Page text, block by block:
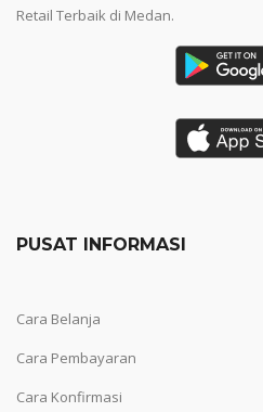
Retail Terbaik di Medan.
PUSAT INFORMASI
Cara Belanja
Cara Pembayaran
Cara Konfirmasi